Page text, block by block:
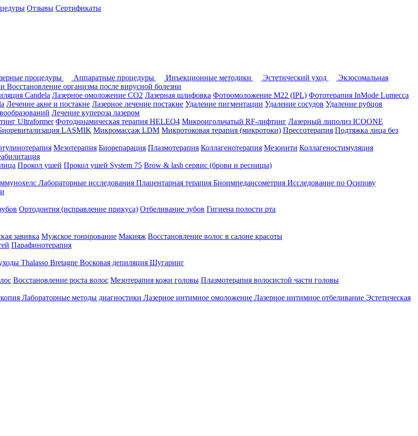
Отзывы Сертификаты
процедуры Аппаратные процедуры Инъекционные методики Эстетический уход
Экзосомальная
Восстановление организма после вирусной болезни
Candela Лазерное омоложение СО2 Лазерная шлифовка Фотоомоложение M22 (IPL) Фототерапия InMode Lumecca
Лечение акне и постакне Лазерное лечение постакне Удаление пигментации Удаление сосудов Удаление рубцов
Лечение купероза лазером
Ultraformer Фотодинамическая терапия HELEO4 Микроигольчатый RF-лифтинг Лазерный липолиз ICOONE
LASMIK Микромассаж LDM Микротоковая терапия (микротоки) Прессотерапия Подтяжка лица без
Мезотерапия Биорепарация Плазмотерапия Коллагенотерапия Мезонити Коллагеностимуляция
Прокол ушей Прокол ушей System 75 Brow & lash сервис (брови и ресницы)
Лабораторные исследования Плацентарная терапия Биоимпедансометрия Исследование по Осипову
Ортодонтия (исправление прикуса) Отбеливание зубов Гигиена полости рта
завивка Мужское тонирование Макияж Восстановление волос в салоне красоты
Парафинотерапия
Thalasso Bretagne Восковая депиляция Шугаринг
Восстановление роста волос Мезотерапия кожи головы Плазмотерапия волосистой части головы
Лабораторные методы диагностики Лазерное интимное омоложение Лазерное интимное отбеливание Эстетическая